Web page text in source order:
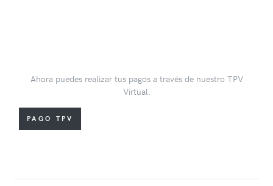
Ahora puedes realizar tus pagos a través de nuestro TPV
Virtual.
PAGO TPV